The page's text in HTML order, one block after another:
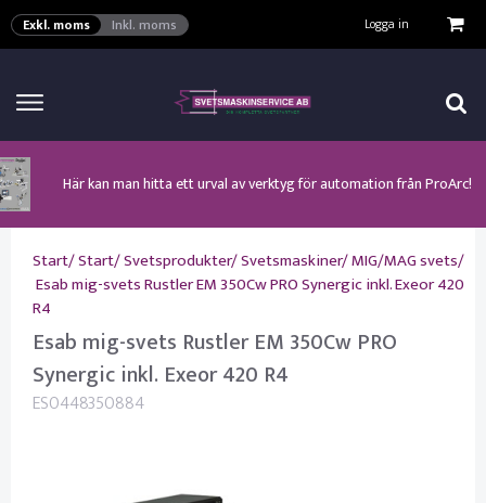
Exkl. moms Inkl. moms Logga in
Klicka här för att se alla våra nuvarande kampanjer!
Här kan man hitta ett urval av verktyg för automation från ProArc!
Nyhet! Lägesställare, rullbockar och längdsvets från ProArc!
Nyhet! Tig-svets från Esab, Rogue ET 230iP AC/DC!
Nyhet! Tig-svets Minarc T 223 AC/DC från Kemppi!
Nyhet! Nya PAPR-enheten från ESAB EPR-X1.1!
Nyhet! MinarcMig 190 Auto och MinarcMig 220 Auto från Kemppi!
Start/Start/Svetsprodukter/Svetsmaskiner/MIG/MAG svets/
Esab mig-svets Rustler EM 350Cw PRO Synergic inkl. Exeor 420
R4
Esab mig-svets Rustler EM 350Cw PRO
Synergic inkl. Exeor 420 R4
ES0448350884
VISA VARUKORGEN TILL KASSAN